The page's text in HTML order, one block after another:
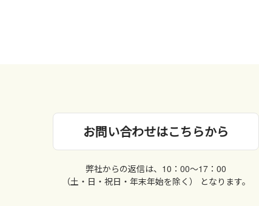
お問い合わせはこちらから
弊社からの返信は、10：00〜17：00
（土・日・祝日・年末年始を除く） となります。